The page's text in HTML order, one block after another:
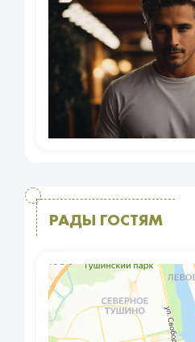
РАДЫ ГОСТЯМ